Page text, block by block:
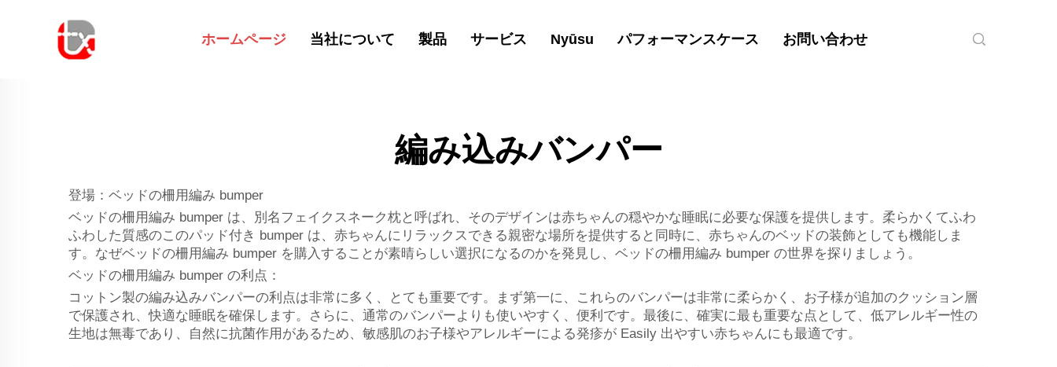
ホームページ 当社について 製品 サービス Nyūsu パフォーマンスケース お問い合わせ
編み込みバンパー
登場：ベッドの柵用編み bumper
ベッドの柵用編み bumper は、別名フェイクスネーク枕と呼ばれ、そのデザインは赤ちゃんの穏やかな睡眠に必要な保護を提供します。柔らかくてふわ
ふわした質感のこのパッド付き bumper は、赤ちゃんにリラックスできる親密な場所を提供すると同時に、赤ちゃんのベッドの装飾としても機能しま
す。なぜベッドの柵用編み bumper を購入することが素晴らしい選択になるのかを発見し、ベッドの柵用編み bumper の世界を探りましょう。
ベッドの柵用編み bumper の利点：
コットン製の編み込みバンパーの利点は非常に多く、とても重要です。まず第一に、これらのバンパーは非常に柔らかく、お子様が追加のクッション層
で保護され、快適な睡眠を確保します。さらに、通常のバンパーよりも使いやすく、便利です。最後に、確実に最も重要な点として、低アレルギー性の
生地は無毒であり、自然に抗菌作用があるため、敏感肌のお子様やアレルギーによる発疹が Easily 出やすい赤ちゃんにも最適です。